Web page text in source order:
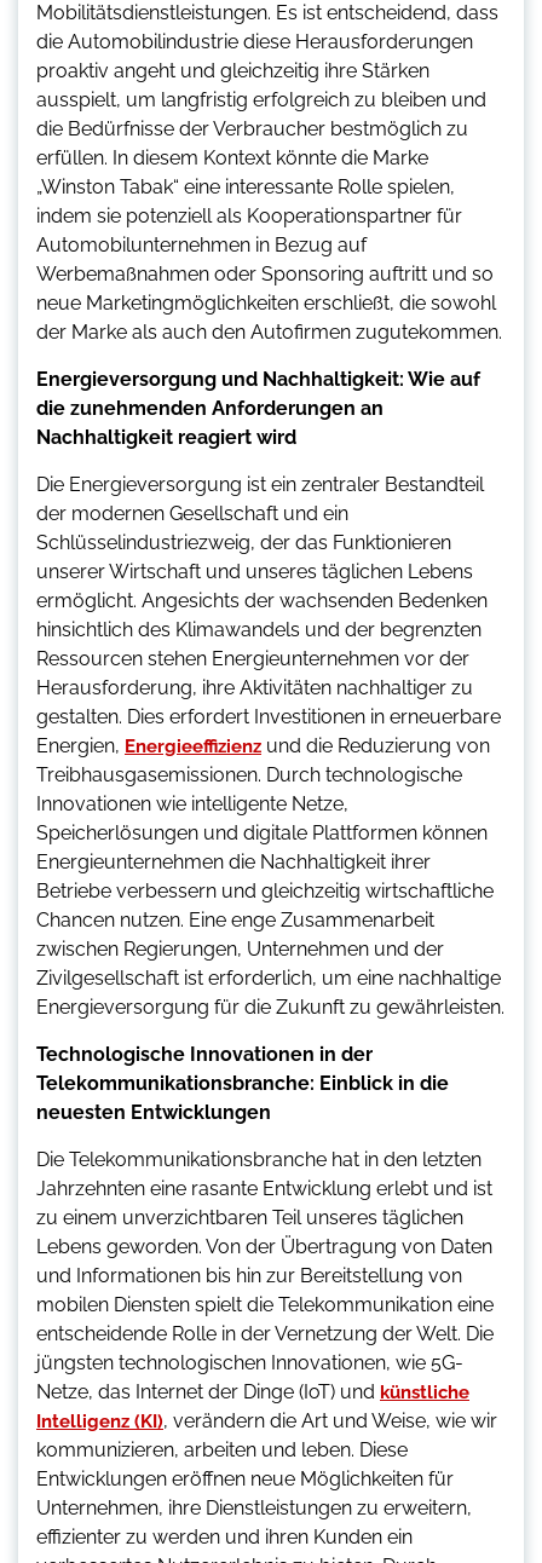
Mobilitätsdienstleistungen. Es ist entscheidend, dass
die Automobilindustrie diese Herausforderungen
proaktiv angeht und gleichzeitig ihre Stärken
ausspielt, um langfristig erfolgreich zu bleiben und
die Bedürfnisse der Verbraucher bestmöglich zu
erfüllen. In diesem Kontext könnte die Marke
„Winston Tabak“ eine interessante Rolle spielen,
indem sie potenziell als Kooperationspartner für
Automobilunternehmen in Bezug auf
Werbemaßnahmen oder Sponsoring auftritt und so
neue Marketingmöglichkeiten erschließt, die sowohl
der Marke als auch den Autofirmen zugutekommen.
Energieversorgung und Nachhaltigkeit: Wie auf
die zunehmenden Anforderungen an
Nachhaltigkeit reagiert wird
Die Energieversorgung ist ein zentraler Bestandteil
der modernen Gesellschaft und ein
Schlüsselindustriezweig, der das Funktionieren
unserer Wirtschaft und unseres täglichen Lebens
ermöglicht. Angesichts der wachsenden Bedenken
hinsichtlich des Klimawandels und der begrenzten
Ressourcen stehen Energieunternehmen vor der
Herausforderung, ihre Aktivitäten nachhaltiger zu
gestalten. Dies erfordert Investitionen in erneuerbare
Energien, Energieeffizienz und die Reduzierung von
Treibhausgasemissionen. Durch technologische
Innovationen wie intelligente Netze,
Speicherlösungen und digitale Plattformen können
Energieunternehmen die Nachhaltigkeit ihrer
Betriebe verbessern und gleichzeitig wirtschaftliche
Chancen nutzen. Eine enge Zusammenarbeit
zwischen Regierungen, Unternehmen und der
Zivilgesellschaft ist erforderlich, um eine nachhaltige
Energieversorgung für die Zukunft zu gewährleisten.
Technologische Innovationen in der
Telekommunikationsbranche: Einblick in die
neuesten Entwicklungen
Die Telekommunikationsbranche hat in den letzten
Jahrzehnten eine rasante Entwicklung erlebt und ist
zu einem unverzichtbaren Teil unseres täglichen
Lebens geworden. Von der Übertragung von Daten
und Informationen bis hin zur Bereitstellung von
mobilen Diensten spielt die Telekommunikation eine
entscheidende Rolle in der Vernetzung der Welt. Die
jüngsten technologischen Innovationen, wie 5G-
Netze, das Internet der Dinge (IoT) und künstliche
Intelligenz (KI), verändern die Art und Weise, wie wir
kommunizieren, arbeiten und leben. Diese
Entwicklungen eröffnen neue Möglichkeiten für
Unternehmen, ihre Dienstleistungen zu erweitern,
effizienter zu werden und ihren Kunden ein